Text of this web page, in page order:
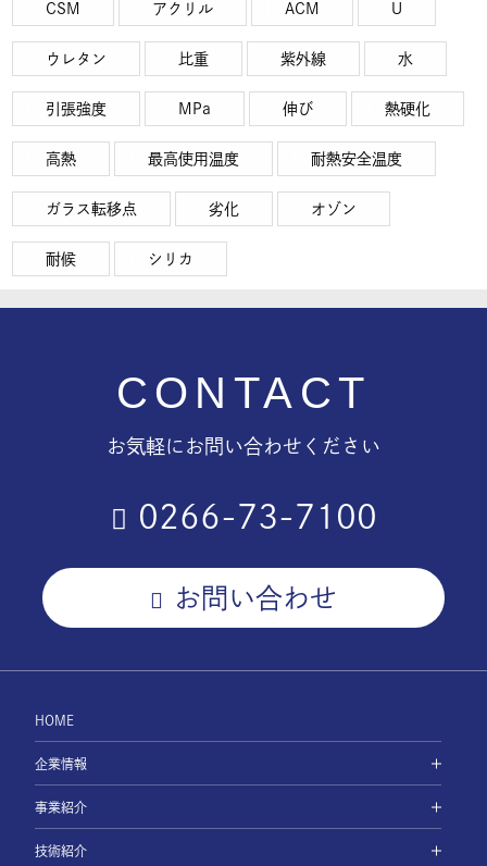
CSM アクリル ACM U
ウレタン 比重 紫外線 水
引張強度 MPa 伸び 熱硬化
高熱 最高使用温度 耐熱安全温度
ガラス転移点 劣化 オゾン
耐候 シリカ
CONTACT
お気軽にお問い合わせください
0266-73-7100
お問い合わせ
HOME
企業情報
事業紹介
技術紹介